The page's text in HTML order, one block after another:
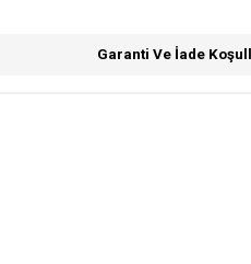
Garanti Ve İade